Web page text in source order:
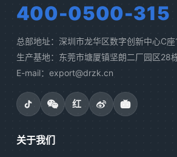
400-0500-315
总部地址：深圳市龙华区数字创新中心C座
生产基地：东莞市塘厦镇坚朗二厂园区28
E-mail：export@drzk.cn
红
关于我们